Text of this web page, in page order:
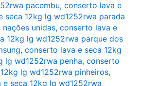
pacembu, conserto lava e
seca 12kg lg wd1252rwa parada
unidas, conserto lava e
12kg lg wd1252rwa parque dos
, conserto lava e seca 12kg
lg wd1252rwa penha, conserto
lg wd1252rwa pinheiros,
seca 12kg lg wd1252rwa